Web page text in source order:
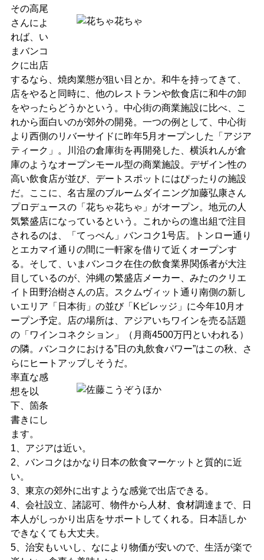
その高尾
さんによ
れば、い
まバンコ
クに出店
するなら、焼肉業態が狙い目とか。和牛を持ってきて、
店をやると同時に、他のレストランや飲食店に和牛の卸
をやったらどうかという。中心街の商業施設に比べ、こ
れから面白いのが郊外の開発。一つの例として、中心街
より西側のリバーサイドに昨年5月オープンした「アジア
ティーク」。川沿の倉庫街を再開発した、横浜れんが倉
庫のようなオープンモール型の商業施設。デザイン性の
高い飲食店が並び、デートスポットにはぴったりの施設
だ。ここに、名古屋のブルームダイニング加藤弘康さん
プロデュースの「花ちゃ花ちゃ」がオープン。地元の人
気繁盛店になっているという。これからの進出組で注目
されるのは、「てっぺん」バンコク1号店。トンロー通り
とエカマイ通りの間に一軒家を借りて近くオープンす
る。そして、いまバンコク在住の飲食業界関係者が大注
目しているのが、沖縄の繁盛店メーカー、みたのクリエ
イト田野治樹さんの店。スクムヴィット通り南側の新し
いエリア「日本街」の並び「Kビレッジ」に今年10月オ
ープン予定。店の場所は、アジアいちワインを売る話題
の「ワインコネクション」（月商4500万円といわれる）
の隣。バンコクにおける”日の丸飲食パワー”はこの秋、さ
らにヒートアップしそうだ。
率直な感
想を以
下、箇条
書きにし
ます。
1、アジアは近い。
2、バンコクはかなり日本の飲食マーケットと質的に近
い。
3、東京の郊外に出すような感覚で出店できる。
4、会社設立、諸認可、物件から人材、食材調達まで、日
本人がしっかり出店をサポートしてくれる。日本語しか
できなくても大丈夫。
5、治安もいいし、なにより物価が安いので、生活が楽で